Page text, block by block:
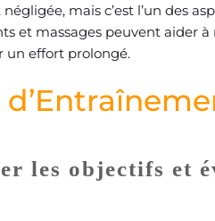
mais c’est l’un des
et massages peuvent aider
un effort prolongé.
les objectifs et